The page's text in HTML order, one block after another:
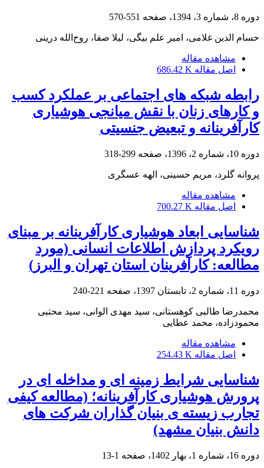
دوره 8، شماره 3، 1394، صفحه 551-570
حسام الدین غلامی، امیر علم بیگی، لیلا صفا، روح‌الله درینی
مشاهده مقاله
اصل مقاله 686.42 K
رابطه شبکه های اجتماعی بر عملکرد کسب
و کارهای زنان با نقش میانجی هوشیاری
کارآفرینانه و تبعیض جنسیتی
دوره 10، شماره 2، 1396، صفحه 299-318
پروانه گلرد، مریم حسینی، الهه عسگری
مشاهده مقاله
اصل مقاله 700.27 K
شناسایی ابعاد هوشیاری کارآفرینانه بر مبنای
رویکرد پردازش اطلاعات انسانی (مورد
مطالعه: کارآفرینان استان تهران و البرز)
دوره 11، شماره 2، تابستان 1397، صفحه 221-240
محمدرضا طالبی کوهستانی، سید مهدی الوانی، سید محتبی
محمودزاده، محمد عطایی
مشاهده مقاله
اصل مقاله 254.43 K
شناسایی شرایط زمینه ای و مداخله ای در
پرورش هوشیاری کارآفرینانه؛ (مطالعه کیفی
تجارب زیسته ی بنیان گذاران شرکت های
دانش بنیان مشهد)
دوره 16، شماره 1، بهار 1402، صفحه 1-13